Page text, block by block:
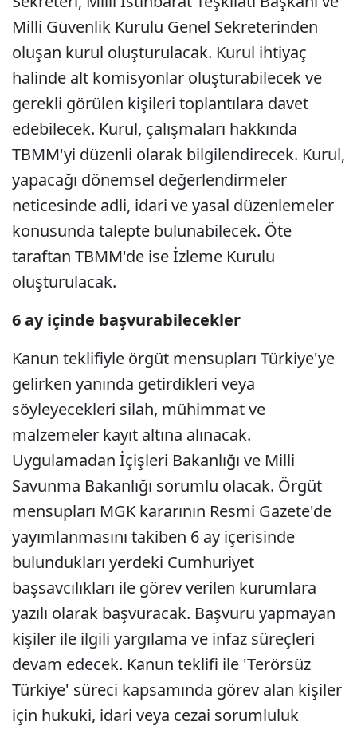
Milli Güvenlik Kurulu Genel Sekreterinden
oluşan kurul oluşturulacak. Kurul ihtiyaç
halinde alt komisyonlar oluşturabilecek ve
gerekli görülen kişileri toplantılara davet
edebilecek. Kurul, çalışmaları hakkında
TBMM'yi düzenli olarak bilgilendirecek. Kurul,
yapacağı dönemsel değerlendirmeler
neticesinde adli, idari ve yasal düzenlemeler
konusunda talepte bulunabilecek. Öte
taraftan TBMM'de ise İzleme Kurulu
oluşturulacak.
6 ay içinde başvurabilecekler
Kanun teklifiyle örgüt mensupları Türkiye'ye
gelirken yanında getirdikleri veya
söyleyecekleri silah, mühimmat ve
malzemeler kayıt altına alınacak.
Uygulamadan İçişleri Bakanlığı ve Milli
Savunma Bakanlığı sorumlu olacak. Örgüt
mensupları MGK kararının Resmi Gazete'de
yayımlanmasını takiben 6 ay içerisinde
bulundukları yerdeki Cumhuriyet
başsavcılıkları ile görev verilen kurumlara
yazılı olarak başvuracak. Başvuru yapmayan
kişiler ile ilgili yargılama ve infaz süreçleri
devam edecek. Kanun teklifi ile 'Terörsüz
Türkiye' süreci kapsamında görev alan kişiler
için hukuki, idari veya cezai sorumluluk